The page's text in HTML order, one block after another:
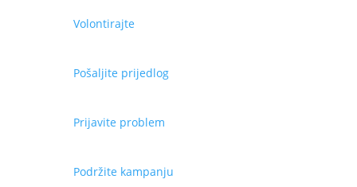
Volontirajte
Pošaljite prijedlog
Prijavite problem
Podržite kampanju